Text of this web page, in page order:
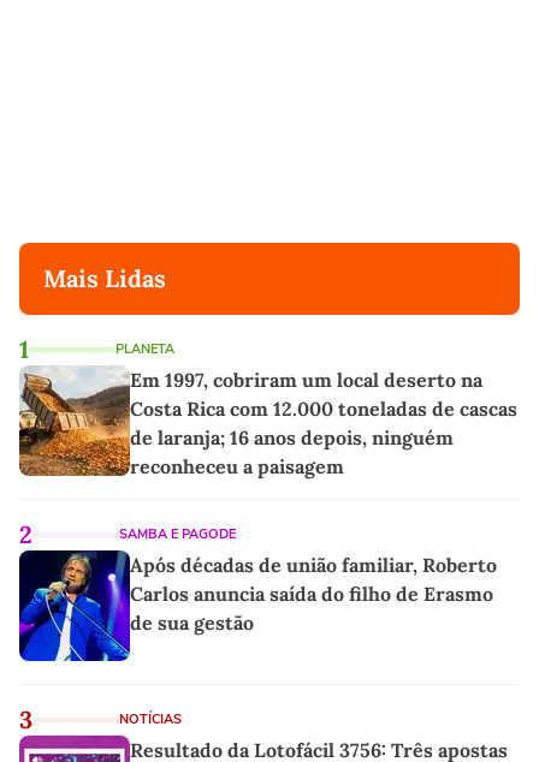
Mais Lidas
1 PLANETA
Em 1997, cobriram um local deserto na
Costa Rica com 12.000 toneladas de cascas
de laranja; 16 anos depois, ninguém
reconheceu a paisagem
2 SAMBA E PAGODE
Após décadas de união familiar, Roberto
Carlos anuncia saída do filho de Erasmo
de sua gestão
3 NOTÍCIAS
Resultado da Lotofácil 3756: Três apostas